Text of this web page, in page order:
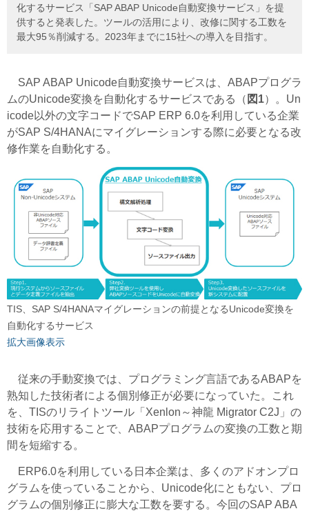
化するサービス「SAP ABAP Unicode自動変換サービス」を提
供すると発表した。ツールの活用により、改修に関する工数を
最大95％削減する。2023年までに15社への導入を目指す。
SAP ABAP Unicode自動変換サービスは、ABAPプログラ
ムのUnicode変換を自動化するサービスである（ 図1）。Un
icode以外の文字コードでSAP ERP 6.0を利用している企業
がSAP S/4HANAにマイグレーションする際に必要となる改
修作業を自動化する。
TIS、SAP S/4HANAマイグレーションの前提となるUnicode変換を
自動化するサービス
拡大画像表示
従来の手動変換では、プログラミング言語であるABAPを
熟知した技術者による個別修正が必要になっていた。これ
を、TISのリライトツール「Xenlon～神龍 Migrator C2J」の
技術を応用することで、ABAPプログラムの変換の工数と期
間を短縮する。
ERP6.0を利用している日本企業は、多くのアドオンプロ
グラムを使っていることから、Unicode化にともない、プロ
グラムの個別修正に膨大な工数を要する。今回のSAP ABA